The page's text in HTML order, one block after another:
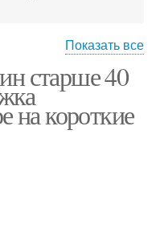
Стрижки на короткие
волосы
Показать все
старше 40
на короткие